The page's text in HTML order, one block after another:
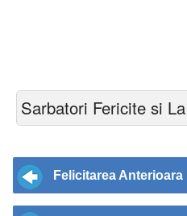
Sarbatori Fericite si
Felicitarea Anterioara